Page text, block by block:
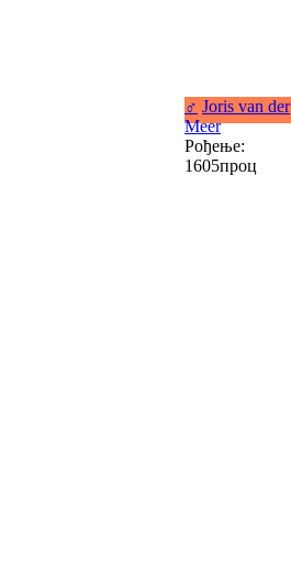
♂ Joris van der
Meer
Рођење:
1605проц